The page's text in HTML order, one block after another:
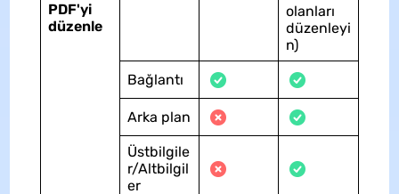
PDF'yi
düzenle
olanları
düzenleyi
n)
Bağlantı
Arka plan
Üstbilgile
r/Altbilgil
er